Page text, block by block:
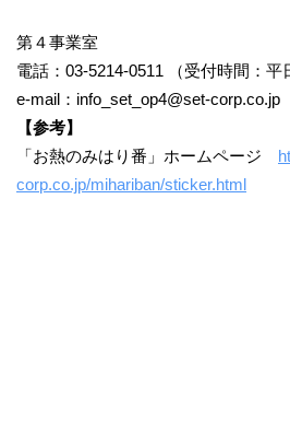
第４事業室
電話：03-5214-0511 （受付時間：平
e-mail：info_set_op4@set-corp.co.jp
【参考】
「お熱のみはり番」ホームページ
corp.co.jp/mihariban/sticker.html